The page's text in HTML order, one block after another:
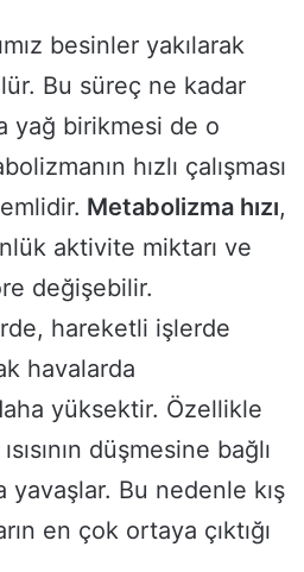
besinler yakılarak
Bu süreç ne kadar
yağ birikmesi de o
hızlı çalışması
Metabolizma hızı,
aktivite miktarı ve
değişebilir.
hareketli işlerde
havalarda
yüksektir. Özellikle
düşmesine bağlı
yavaşlar. Bu nedenle kış
en çok ortaya çıktığı